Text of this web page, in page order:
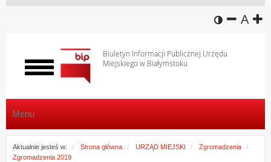
wersja
A
Biuletyn Informacji Publicznej Urzędu
Miejskiego w Białymstoku
Włącz
menu
Menu
Aktualnie jesteś w: Strona główna URZĄD MIEJSKI
Zgromadzenia
Zgromadzenia 2019